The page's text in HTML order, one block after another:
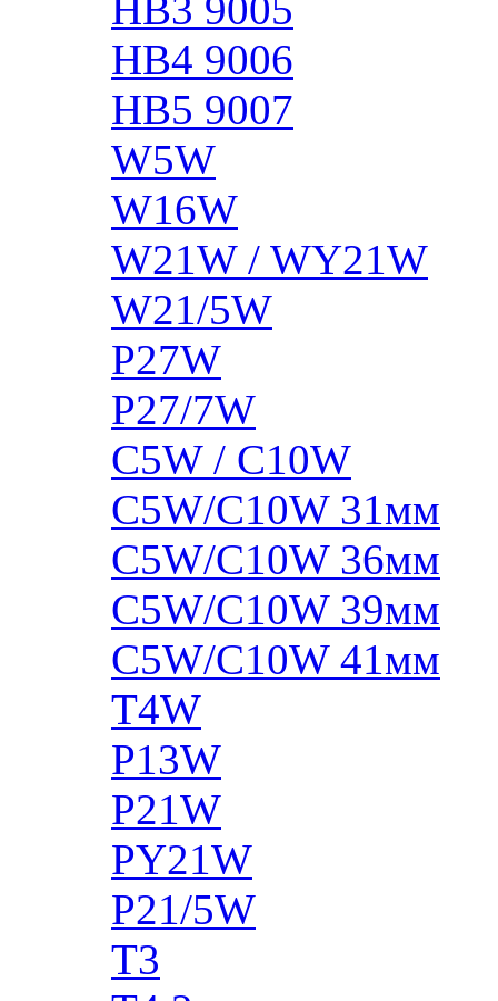
HB4 9006
HB5 9007
W5W
W16W
W21W / WY21W
W21/5W
P27W
P27/7W
C5W / C10W
C5W/C10W 31мм
C5W/C10W 36мм
C5W/C10W 39мм
C5W/C10W 41мм
T4W
P13W
P21W
PY21W
P21/5W
T3